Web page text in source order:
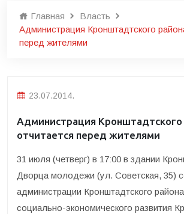
Главная
Власть
Администрация Кронштадтского
перед жителями
23.07.2014.
Администрация Кронштадтского
отчитается перед жителями
31 июля (четверг) в 17:00 в здании
Дворца молодежи (ул. Советская, 35)
администрации Кронштадтского
социально-экономического развития